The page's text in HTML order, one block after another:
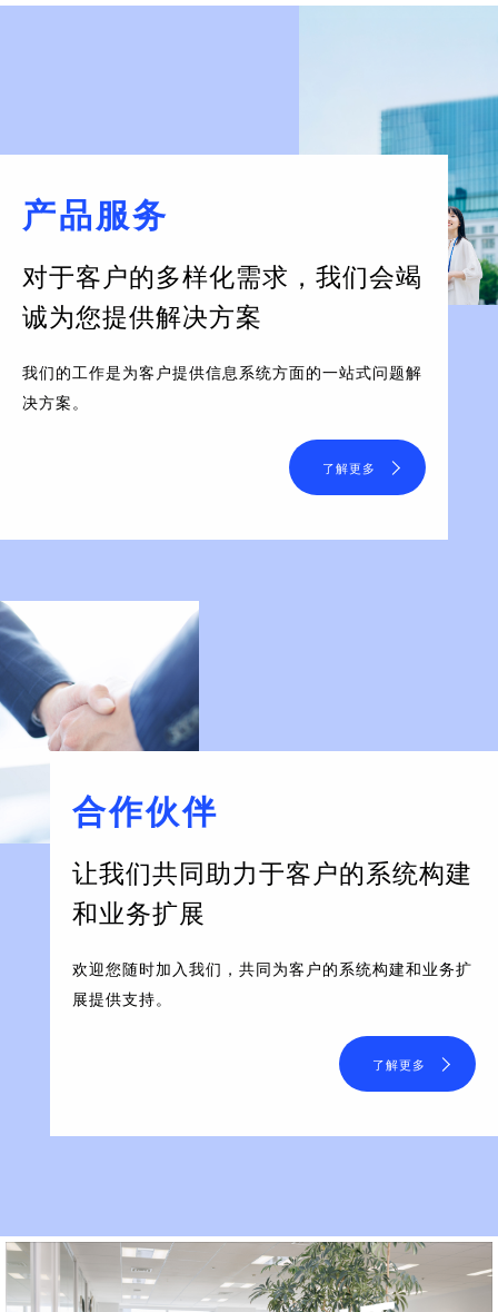
产品服务
对于客户的多样化需求， 我们会竭
诚为您提供解决方案
我们的工作是为客户提供信息系统方面的一站式问题解
决方案。
了解更多
合作伙伴
让我们共同助力于客户的系统构建
和业务扩展
欢迎您随时加入我们，共同为客户的系统构建和业务扩
展提供支持。
了解更多